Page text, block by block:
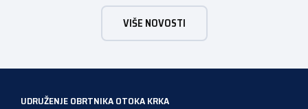
majstor elektroinstalater, majstor frizer, majstor
vodoinstalatera, instalatera grijanja i klimatizacije te
majstora automehaničara. Najveći broj navedenih
VIŠE NOVOSTI
UDRUŽENJE OBRTNIKA OTOKA KRKA